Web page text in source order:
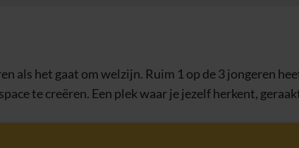
als het gaat om welzijn. Ruim 1 op de 3 jongeren
te creëren. Een plek waar je jezelf herkent,